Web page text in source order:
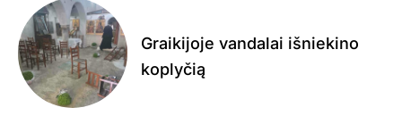
Graikijoje vandalai išniekino
koplyčią